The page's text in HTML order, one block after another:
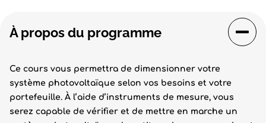
À propos du programme
Ce cours vous permettra de dimensionner votre
système photovoltaïque selon vos besoins et votre
portefeuille. À l’aide d’instruments de mesure, vous
serez capable de vérifier et de mettre en marche un